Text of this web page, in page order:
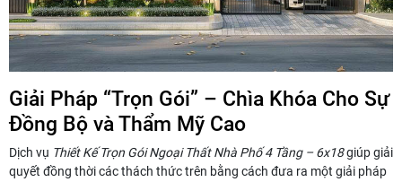
Giải Pháp “Trọn Gói” – Chìa Khóa Cho Sự
Đồng Bộ và Thẩm Mỹ Cao
Dịch vụ Thiết Kế Trọn Gói Ngoại Thất Nhà Phố 4 Tầng – 6x18giúp giải
quyết đồng thời các thách thức trên bằng cách đưa ra một giải pháp